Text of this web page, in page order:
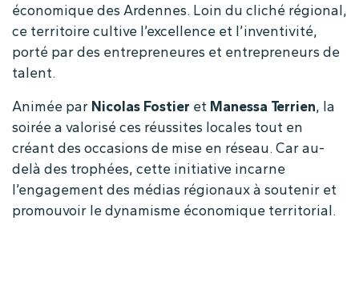
économique des Ardennes. Loin du cliché régional,
ce territoire cultive l’excellence et l’inventivité,
porté par des entrepreneures et entrepreneurs de
talent.
Animée par Nicolas Fostier et Manessa Terrien, la
soirée a valorisé ces réussites locales tout en
créant des occasions de mise en réseau. Car au-
delà des trophées, cette initiative incarne
l’engagement des médias régionaux à soutenir et
promouvoir le dynamisme économique territorial.